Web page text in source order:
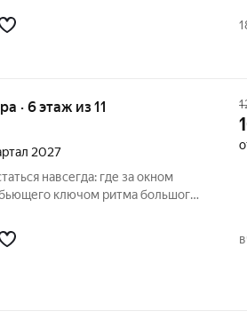
панорамные виды на реку.
· 6 этаж из 11
2027
навсегда: где за окном
ключом ритма большого
Петербурга.Здесь можно